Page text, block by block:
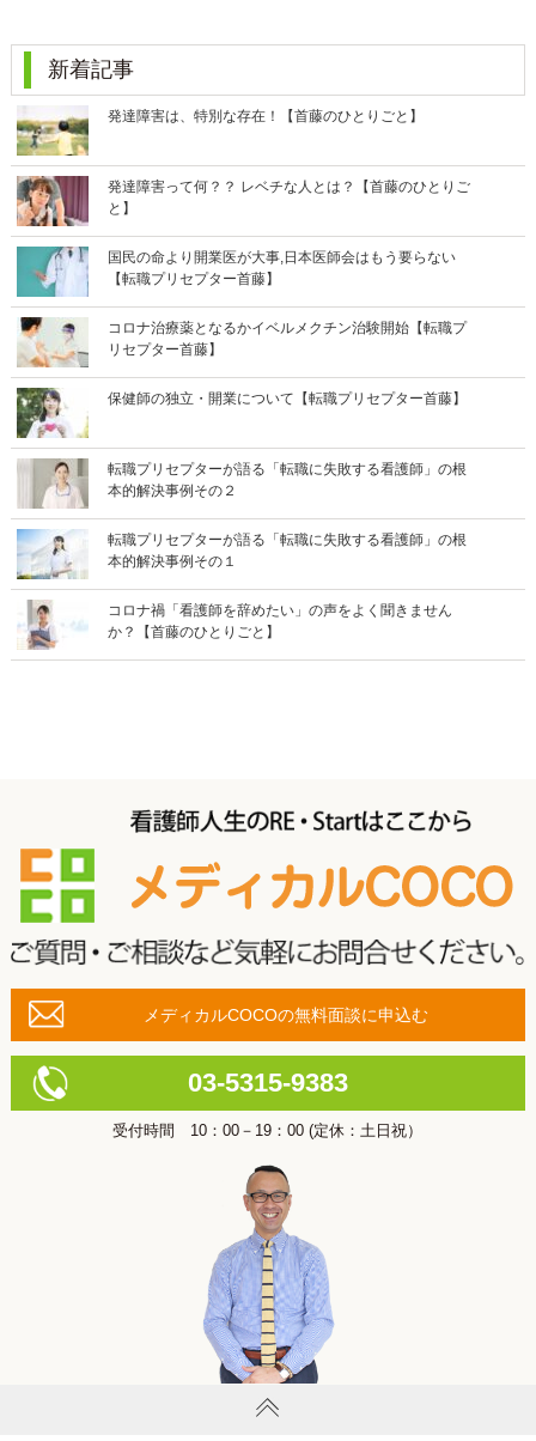
新着記事
発達障害は、特別な存在！【首藤のひとりごと】
発達障害って何？？ レベチな人とは？【首藤のひとりご
と】
国民の命より開業医が大事,日本医師会はもう要らない
【転職プリセプター首藤】
コロナ治療薬となるかイベルメクチン治験開始【転職プ
リセプター首藤】
保健師の独立・開業について【転職プリセプター首藤】
転職プリセプターが語る「転職に失敗する看護師」の根
本的解決事例その２
転職プリセプターが語る「転職に失敗する看護師」の根
本的解決事例その１
コロナ禍「看護師を辞めたい」の声をよく聞きません
か？【首藤のひとりごと】
メディカルCOCOの無料面談に申込む
03-5315-9383
受付時間 10：00－19：00 (定休：土日祝）